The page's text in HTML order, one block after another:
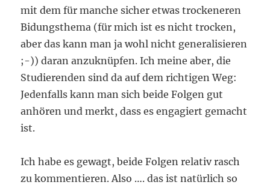
mit dem für manche sicher etwas trockeneren
Bidungsthema (für mich ist es nicht trocken,
aber das kann man ja wohl nicht generalisieren
;-)) daran anzuknüpfen. Ich meine aber, die
Studierenden sind da auf dem richtigen Weg:
Jedenfalls kann man sich beide Folgen gut
anhören und merkt, dass es engagiert gemacht
ist.
Ich habe es gewagt, beide Folgen relativ rasch
zu kommentieren. Also …. das ist natürlich so